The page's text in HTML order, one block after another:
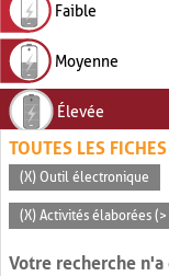
Faible
Moyenne
Élevée
TOUTES LES
(X) Outil électronique
(X) Activités élaborées
Votre recherche